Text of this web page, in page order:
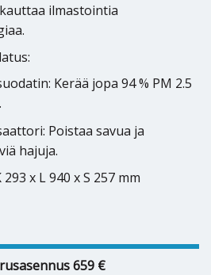
ilmastointia
Kerää jopa 94 % PM 2.5
Poistaa savua ja
hajuja.
x L 940 x S 257 mm
659 €